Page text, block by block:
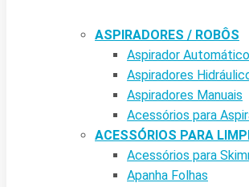
ASPIRADORES / ROBÔS
Aspirador
Aspiradores
Aspiradores Manuais
Acessórios para
ACESSÓRIOS PARA
Acessórios para
Apanha Folhas